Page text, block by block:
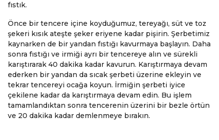
fıstık.
Önce bir tencere içine koyduğumuz, tereyağı, süt ve toz
şekeri kısık ateşte şeker eriyene kadar pişirin. Şerbetimiz
kaynarken de bir yandan fıstığı kavurmaya başlayın. Daha
sonra fıstığı ve irmiği ayrı bir tencereye alın ve sürekli
karıştırarak 40 dakika kadar kavurun. Karıştırmaya devam
ederken bir yandan da sıcak şerbeti üzerine ekleyin ve
tekrar tencereyi ocağa koyun. İrmiğin şerbeti iyice
çekilene kadar da karıştırmaya devam edin. Bu işlem
tamamlandıktan sonra tencerenin üzerini bir bezle örtün
ve 20 dakika kadar demlenmeye bırakın.